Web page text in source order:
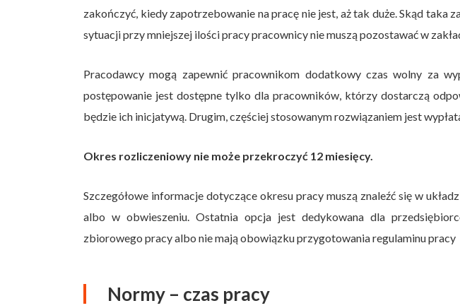
zakończyć, kiedy zapotrzebowanie na pracę nie jest, aż tak duże. Skąd taka
sytuacji przy mniejszej ilości pracy pracownicy nie muszą pozostawać w
Pracodawcy mogą zapewnić pracownikom dodatkowy czas wolny za
postępowanie jest dostępne tylko dla pracowników, którzy dostarczą
będzie ich inicjatywą. Drugim, częściej stosowanym rozwiązaniem jest
Okres rozliczeniowy nie może przekroczyć 12 miesięcy.
Szczegółowe informacje dotyczące okresu pracy muszą znaleźć się w
albo w obwieszeniu. Ostatnia opcja jest dedykowana dla
zbiorowego pracy albo nie mają obowiązku przygotowania regulaminu pracy
Normy – czas pracy